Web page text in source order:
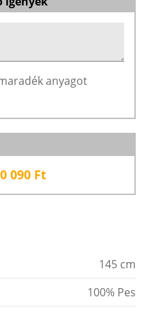
anyagot
090 Ft
145 cm
100% Pes